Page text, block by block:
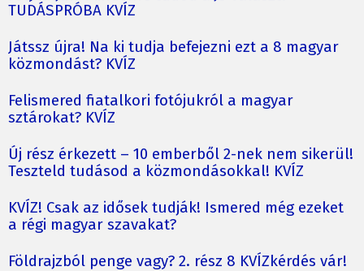
TUDÁSPRÓBA KVÍZ
Játssz újra! Na ki tudja befejezni ezt a 8 magyar
közmondást? KVÍZ
Felismered fiatalkori fotójukról a magyar
sztárokat? KVÍZ
Új rész érkezett – 10 emberből 2-nek nem sikerül!
Teszteld tudásod a közmondásokkal! KVÍZ
KVÍZ! Csak az idősek tudják! Ismered még ezeket
a régi magyar szavakat?
Földrajzból penge vagy? 2. rész 8 KVÍZkérdés vár!